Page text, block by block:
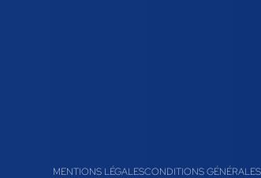
MENTIONS LÉGALESCONDITIONS